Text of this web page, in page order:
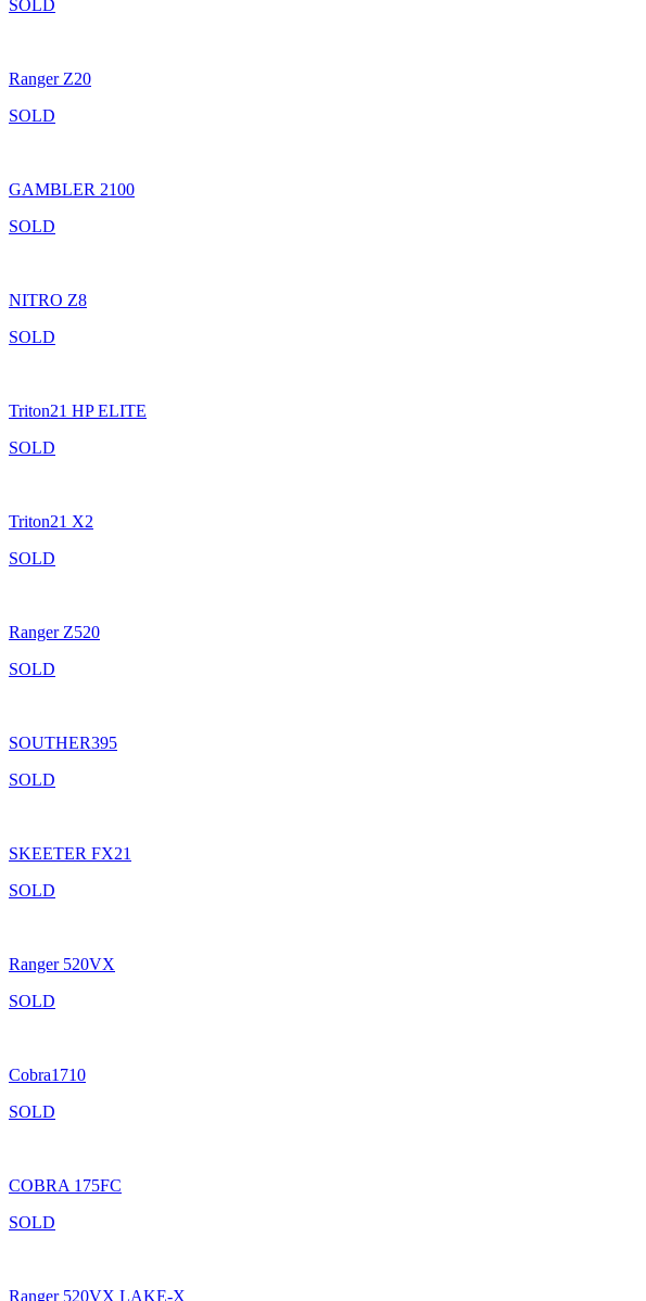
SOLD
Ranger Z20
SOLD
GAMBLER 2100
SOLD
NITRO Z8
SOLD
Triton21 HP ELITE
SOLD
Triton21 X2
SOLD
Ranger Z520
SOLD
SOUTHER395
SOLD
SKEETER FX21
SOLD
Ranger 520VX
SOLD
Cobra1710
SOLD
COBRA 175FC
SOLD
Ranger 520VX LAKE-X